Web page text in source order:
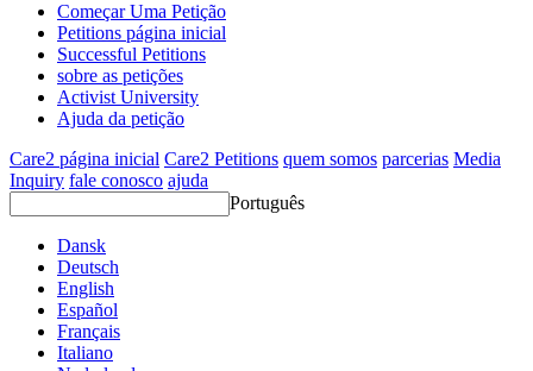
Começar Uma Petição
Petitions página inicial
Successful Petitions
sobre as petições
Activist University
Ajuda da petição
Care2 página inicial Care2 Petitions quem somos parcerias Media
Inquiry fale conosco ajuda
Português
Dansk
Deutsch
English
Español
Français
Italiano